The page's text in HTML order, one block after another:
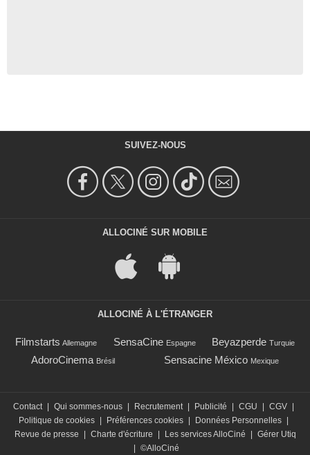
SUIVEZ-NOUS
ALLOCINÉ SUR MOBILE
ALLOCINÉ À L'ÉTRANGER
Filmstarts Allemagne SensaCine Espagne Beyazperde Turquie
AdoroCinema Brésil Sensacine México Mexique
Contact Qui sommes-nous Recrutement Publicité CGU CGV
Politique de cookies
Préférences cookies Données Personnelles
Revue de presse
Charte d'écriture Les services AlloCiné
Gérer Utiq
©AlloCiné